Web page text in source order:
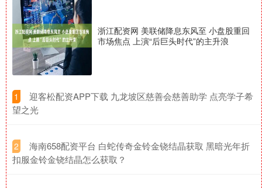
浙江配资网 美联储降息东风至 小盘股重回
市场焦点 上演“后巨头时代”的主升浪
1
​迎客松配资APP下载 九龙坡区慈善会慈善助学 点亮学子希
望之光
2
​海南658配资平台 白蛇传奇金铃金铙结晶获取 黑暗光年折
扣服金铃金铙结晶怎么获取？